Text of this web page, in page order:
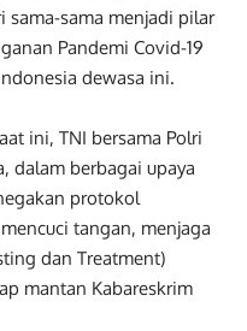
sama-sama menjadi pilar
Pandemi Covid-19
dewasa ini.
ini, TNI bersama Polri
dalam berbagai upaya
protokol
tangan, menjaga
dan Treatment)
mantan Kabareskrim